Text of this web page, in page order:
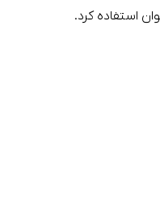
استفاده کرد.